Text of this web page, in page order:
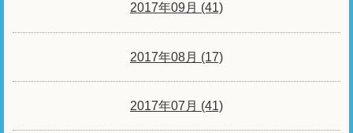
2017年09月 (41)
2017年08月 (17)
2017年07月 (41)